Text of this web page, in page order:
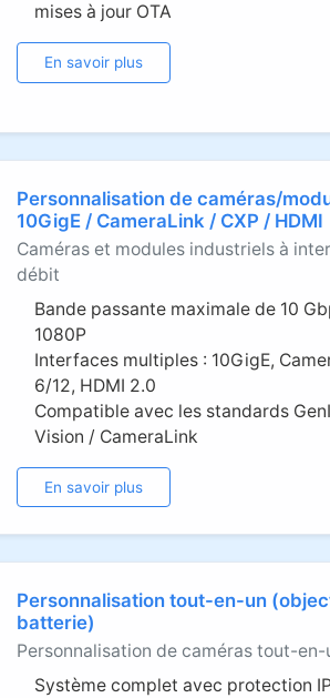
mises à jour OTA
En savoir plus
Personnalisation de caméras/
10GigE / CameraLink / CXP / HDMI
Caméras et modules industriels à
débit
Bande passante maximale de 10
1080P
Interfaces multiples : 10GigE,
6/12, HDMI 2.0
Compatible avec les standards
Vision / CameraLink
En savoir plus
Personnalisation tout-en-un
batterie)
Personnalisation de caméras tout-en-
Système complet avec protection